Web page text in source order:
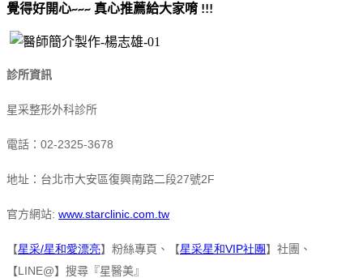
覺得好開心~~~ 真心推薦給大家唷 !!!
診所資訊
星采整形外科診所
電話： 02-2325-3678
地址：台北市大安區復興南路二段27號2F
官方網站: www.starclinic.com.tw
【星采/星和愛漂亮】粉絲專頁、【星采星和VIP社團 】社團、
【LINE@】搜尋『星醫美』